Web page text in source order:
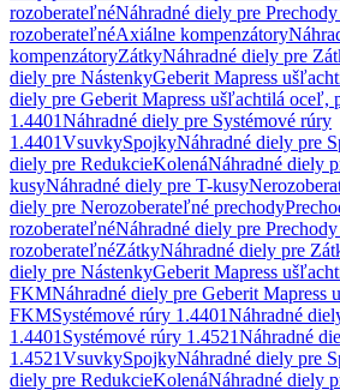
rozoberateľnéNáhradné diely pre
rozoberateľnéAxiálne kompenzátory
kompenzátoryZátkyNáhradné diely pre
diely pre NástenkyGeberit Mapress
diely pre Geberit Mapress ušľachtilá oceľ,
1.4401Náhradné diely pre Systémové rúry
1.4401VsuvkySpojkyNáhradné diely pre
diely pre RedukcieKolenáNáhradné diely
kusyNáhradné diely pre T-kusy
diely pre Nerozoberateľné prechody
rozoberateľnéNáhradné diely pre
rozoberateľnéZátkyNáhradné diely pre
diely pre NástenkyGeberit Mapress
FKMNáhradné diely pre Geberit Mapress
FKMSystémové rúry 1.4401Náhradné
1.4401 Systémové rúry 1.4521Náhradné
1.4521VsuvkySpojkyNáhradné diely pre
diely pre RedukcieKolenáNáhradné diely